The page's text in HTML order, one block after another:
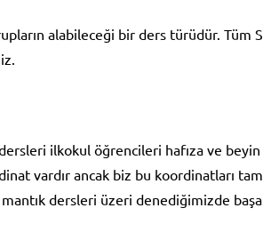
alabileceği bir ders türüdür. Tüm
ilkokul öğrencileri hafıza ve
vardır ancak biz bu koordinatları tam
dersleri üzeri denediğimizde